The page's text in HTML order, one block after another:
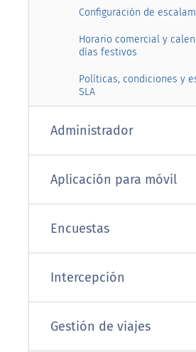
Configuración de
Horario comercial y
días festivos
Políticas, condiciones y
SLA
Administrador
Aplicación para móvil
Encuestas
Intercepción
Gestión de viajes